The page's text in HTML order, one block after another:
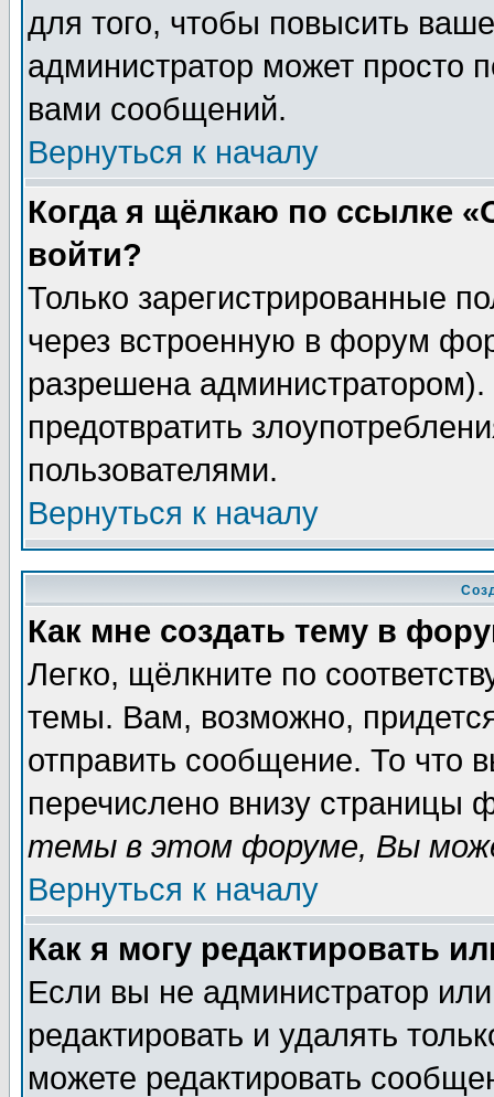
для того, чтобы повысить
администратор может просто
вами сообщений.
Вернуться к началу
Когда я щёлкаю по ссылке
войти?
Только зарегистрированные
через встроенную в форум
разрешена
предотвратить
пользователями.
Вернуться к началу
Как мне создать тему в
Легко, щёлкните по
темы. Вам, возможно,
отправить сообщение. То что
перечислено внизу страницы
темы в этом форуме, Вы
Вернуться к началу
Как я могу редактировать
Если вы не администратор
редактировать и удалять
можете редактировать